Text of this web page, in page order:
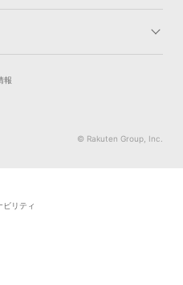
洗車・コーティングのカテゴリー
車購入のカテゴリー
新車購入
自動車保険
報
© Rakuten Group, Inc.
ビリティ